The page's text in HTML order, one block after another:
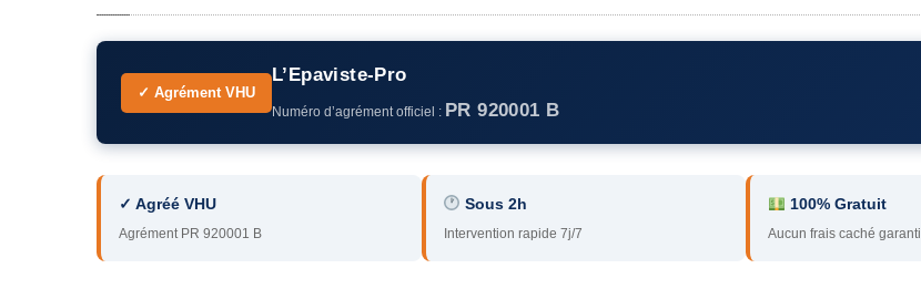
✓ Agrément VHU
L’Epaviste-Pro
Numéro d’agrément officiel : PR 920001 B
✓ Agréé VHU
Agrément PR 920001 B
Sous 2h
Intervention rapide 7j/7
100% Gratuit
Aucun frais caché garanti